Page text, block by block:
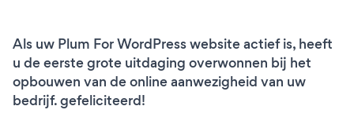
Als uw Plum For WordPress website actief is, heeft
u de eerste grote uitdaging overwonnen bij het
opbouwen van de online aanwezigheid van uw
bedrijf. gefeliciteerd!